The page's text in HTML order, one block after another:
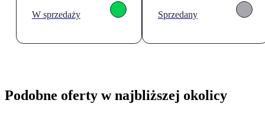
W sprzedaży
Sprzedany
Podobne oferty w najbliższej okolicy